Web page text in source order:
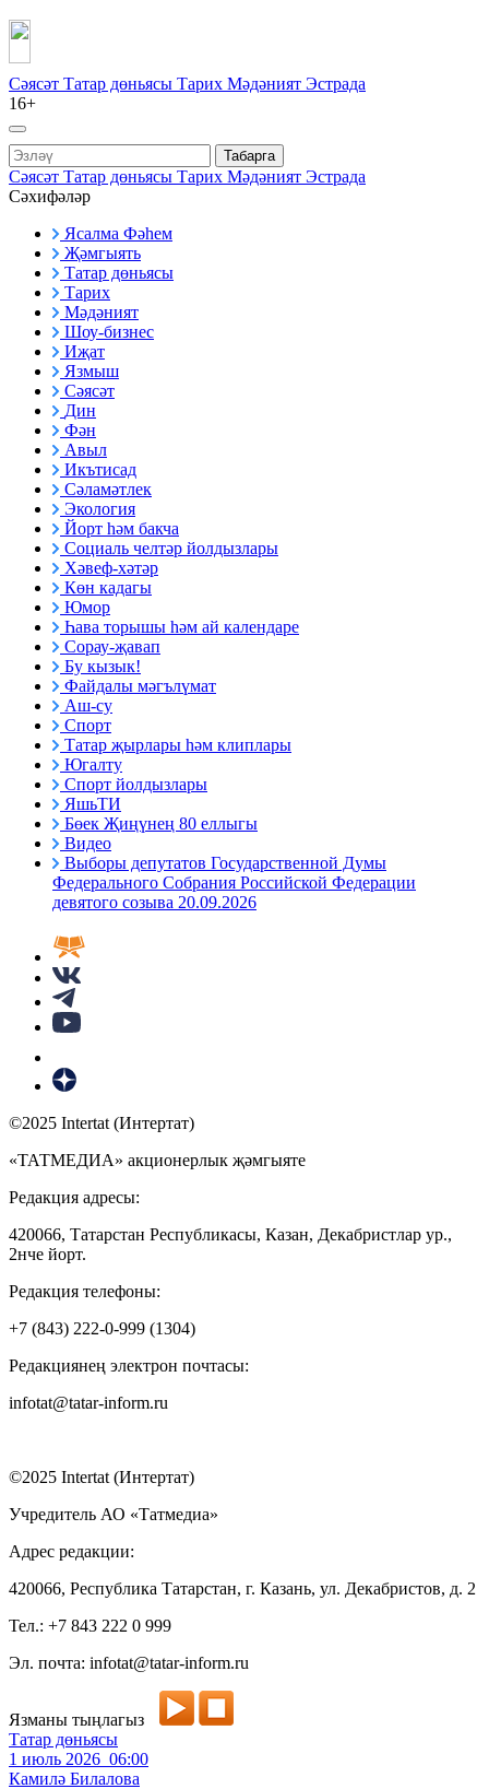
Сәясәт Татар дөньясы Тарих Мәдәният Эстрада
16+
Табарга
Сәясәт Татар дөньясы Тарих Мәдәният Эстрада
Сәхифәләр
Ясалма Фәһем
Җәмгыять
Татар дөньясы
Тарих
Мәдәният
Шоу-бизнес
Иҗат
Язмыш
Сәясәт
Дин
Фән
Авыл
Икътисад
Сәламәтлек
Экология
Йорт һәм бакча
Социаль челтәр йолдызлары
Хәвеф-хәтәр
Көн кадагы
Юмор
Һава торышы һәм ай календаре
Сорау-җавап
Бу кызык!
Файдалы мәгълүмат
Аш-су
Спорт
Татар җырлары һәм клиплары
Югалту
Спорт йолдызлары
ЯшьТИ
Бөек Җиңүнең 80 еллыгы
Видео
Выборы депутатов Государственной Думы
Федерального Собрания Российской Федерации
девятого созыва 20.09.2026
©2025 Intertat (Интертат)
«ТАТМЕДИА» акционерлык җәмгыяте
Редакция адресы:
420066, Татарстан Республикасы, Казан, Декабристлар ур.,
2нче йорт.
Редакция телефоны:
+7 (843) 222-0-999 (1304)
Редакциянең электрон почтасы:
infotat@tatar-inform.ru
©2025 Intertat (Интертат)
Учредитель АО «Татмедиа»
Адрес редакции:
420066, Республика Татарстан, г. Казань, ул. Декабристов, д. 2
Тел.: +7 843 222 0 999
Эл. почта: infotat@tatar-inform.ru
Язманы тыңлагыз
Татар дөньясы
1 июль 2026 06:00
Камилә Билалова